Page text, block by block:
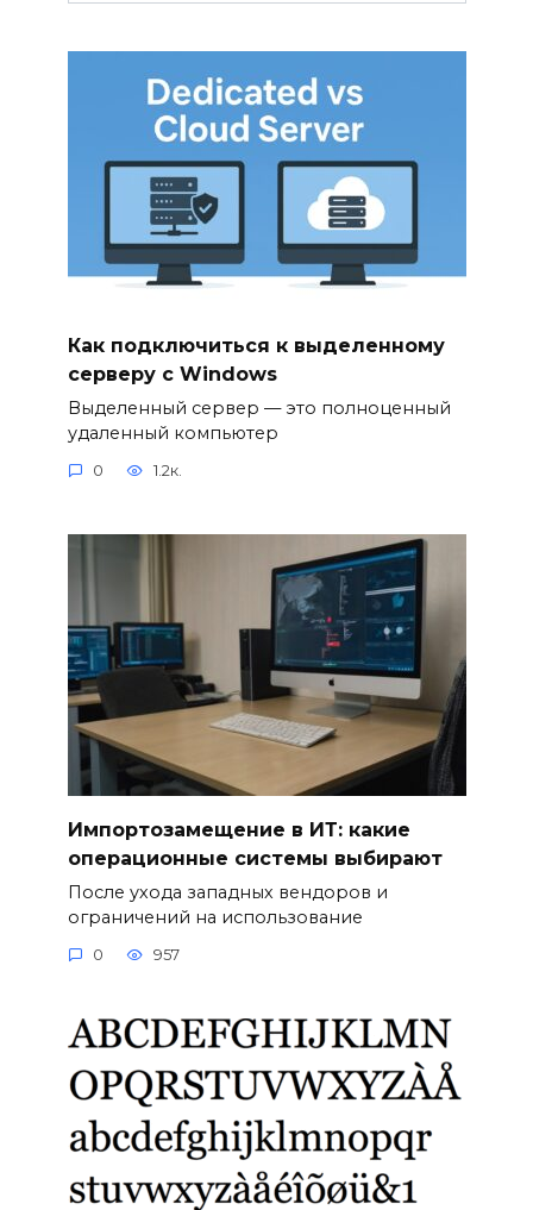
Как подключиться к выделенному
серверу с Windows
Выделенный сервер — это полноценный
удаленный компьютер
0 1.2к.
Импортозамещение в ИТ: какие
операционные системы выбирают
После ухода западных вендоров и
ограничений на использование
0 957